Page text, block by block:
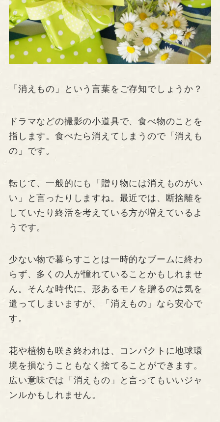
「消えもの」という言葉をご存知でしょうか？
ドラマなどの撮影の小道具で、食べ物のことを
指します。食べたら消えてしまうので「消えも
の」です。
転じて、一般的にも「贈り物には消えものがい
い」と言ったりしますね。最近では、断捨離を
していたり終活を考えている方が増えているよ
うです。
少ない物で暮らすことは一時的なブームに終わ
らず、多くの人が憧れていることかもしれませ
ん。そんな時代に、形あるモノを贈るのは気を
遣ってしまいますが、「消えもの」なら安心で
す。
花や植物も咲き終われは、コンパクトに地球環
境を損なうこともなく捨てることができます。
広い意味では「消えもの」と言ってもいいジャ
ンルかもしれません。